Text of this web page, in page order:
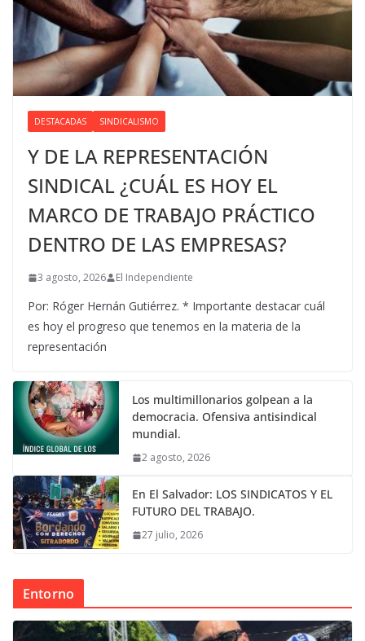
DESTACADAS SINDICALISMO
Y DE LA REPRESENTACIÓN
SINDICAL ¿CUÁL ES HOY EL
MARCO DE TRABAJO PRÁCTICO
DENTRO DE LAS EMPRESAS?
3 agosto, 2026 El Independiente
Por: Róger Hernán Gutiérrez. * Importante destacar cuál
es hoy el progreso que tenemos en la materia de la
representación
Los multimillonarios golpean a la
democracia. Ofensiva antisindical
mundial.
2 agosto, 2026
En El Salvador: LOS SINDICATOS Y EL
FUTURO DEL TRABAJO.
27 julio, 2026
Entorno